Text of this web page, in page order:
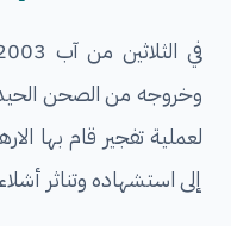
وخروجه من الصحن
لعملية تفجير قام بها
إلى استشهاده وتناثر